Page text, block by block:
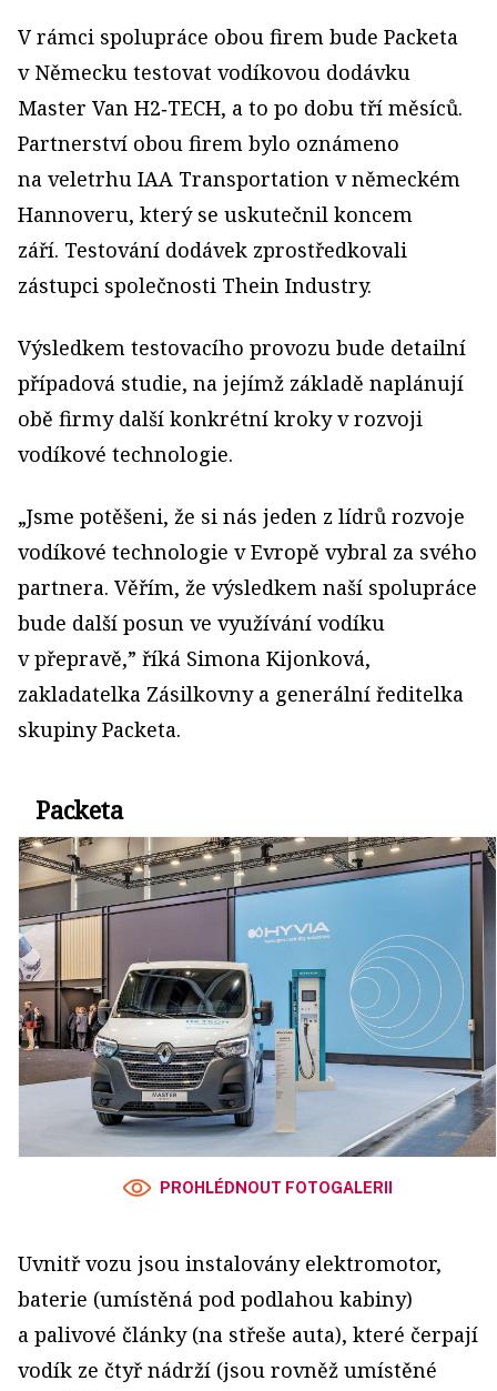
V rámci spolupráce obou firem bude Packeta
v Německu testovat vodíkovou dodávku
Master Van H2‑TECH, a to po dobu tří měsíců.
Partnerství obou firem bylo oznámeno
na veletrhu IAA Transportation v německém
Hannoveru, který se uskutečnil koncem
září. Testování dodávek zprostředkovali
zástupci společnosti Thein Industry.
Výsledkem testovacího provozu bude detailní
případová studie, na jejímž základě naplánují
obě firmy další konkrétní kroky v rozvoji
vodíkové technologie.
„Jsme potěšeni, že si nás jeden z lídrů rozvoje
vodíkové technologie v Evropě vybral za svého
partnera. Věřím, že výsledkem naší spolupráce
bude další posun ve využívání vodíku
v přepravě,” říká Simona Kijonková,
zakladatelka Zásilkovny a generální ředitelka
skupiny Packeta.
Packeta
PROHLÉDNOUT FOTOGALERII
Uvnitř vozu jsou instalovány elektromotor,
baterie (umístěná pod podlahou kabiny)
a palivové články (na střeše auta), které čerpají
vodík ze čtyř nádrží (jsou rovněž umístěné